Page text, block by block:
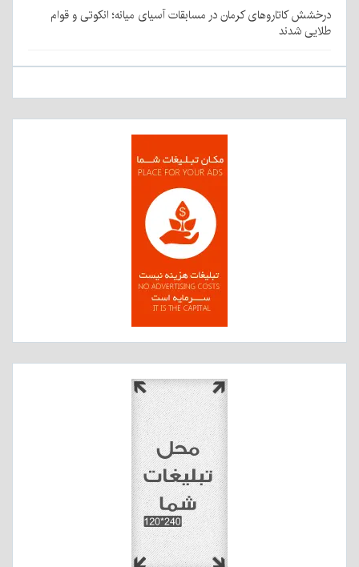
درخشش کاتاروهای کرمان در مسابقات آسیای میانه؛ انکوتی و قوام
طلایی شدند